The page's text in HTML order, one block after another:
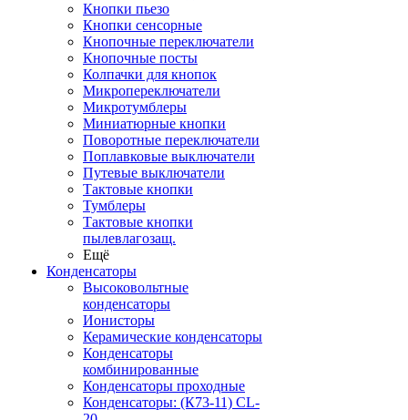
Кнопки пьезо
Кнопки сенсорные
Кнопочные переключатели
Кнопочные посты
Колпачки для кнопок
Микропереключатели
Микротумблеры
Миниатюрные кнопки
Поворотные переключатели
Поплавковые выключатели
Путевые выключатели
Тактовые кнопки
Тумблеры
Тактовые кнопки
пылевлагозащ.
Ещё
Конденсаторы
Высоковольтные
конденсаторы
Ионисторы
Керамические конденсаторы
Конденсаторы
комбинированные
Конденсаторы проходные
Конденсаторы: (К73-11) CL-